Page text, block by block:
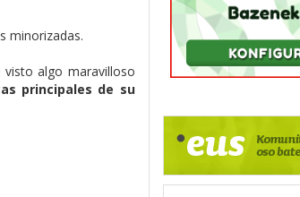
minorizadas.
visto algo maravilloso
principales de su